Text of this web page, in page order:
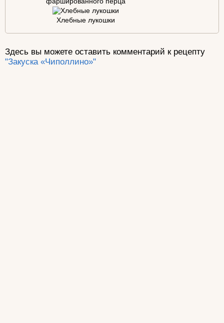
Хлебные лукошки
Здесь вы можете оставить комментарий к рецепту
"Закуска «Чиполлино»"